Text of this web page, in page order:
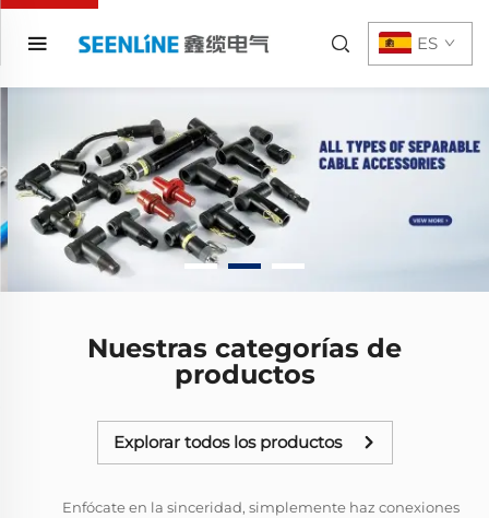
ES
Nuestras categorías de
productos
Explorar todos los productos
Enfócate en la sinceridad, simplemente haz conexiones